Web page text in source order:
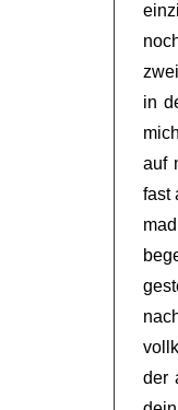
in
auf
fast
der